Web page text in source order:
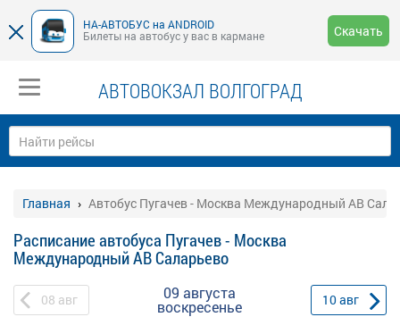
НА-АВТОБУС на ANDROID
Билеты на автобус у вас в кармане
Скачать
АВТОВОКЗАЛ ВОЛГОГРАД
Главная Автобус Пугачев - Москва Международный АВ
Расписание автобуса Пугачев - Москва
Международный АВ Саларьево
08 авг 09 августа
воскресенье 10авг